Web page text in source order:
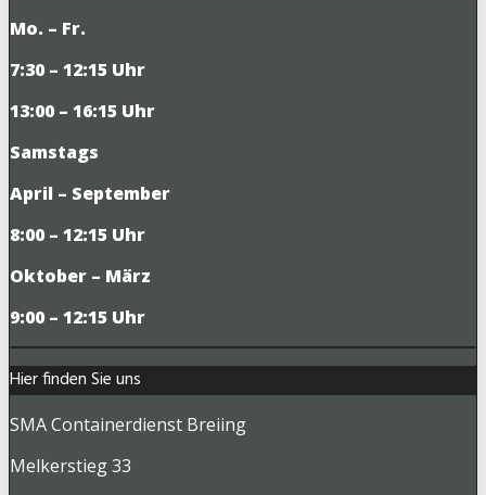
Mo. – Fr.
7:30 – 12:15 Uhr
13:00 – 16:15 Uhr
Samstags
April – September
8:00 – 12:15 Uhr
Oktober – März
9:00 – 12:15 Uhr
Hier finden Sie uns
SMA Containerdienst Breiing
Melkerstieg 33